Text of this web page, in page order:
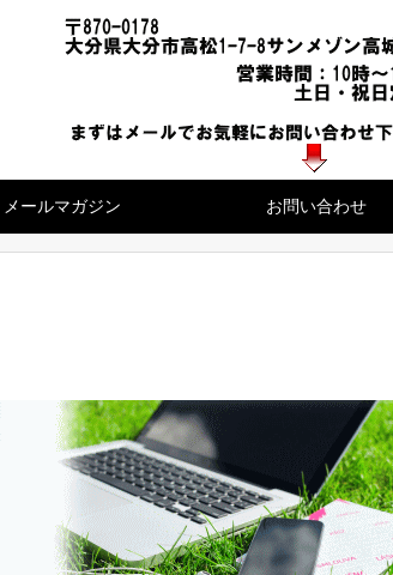
メールマガジン お問い合わせ